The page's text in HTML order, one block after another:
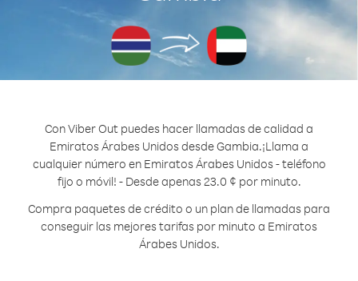
Con Viber Out puedes hacer llamadas de calidad a
Emiratos Árabes Unidos desde Gambia.¡Llama a
cualquier número en Emiratos Árabes Unidos - teléfono
fijo o móvil! - Desde apenas 23.0 ¢ por minuto.
Compra paquetes de crédito o un plan de llamadas para
conseguir las mejores tarifas por minuto a Emiratos
Árabes Unidos.